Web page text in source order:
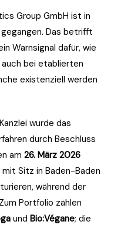
Group GmbH ist in
Das betrifft
Warnsignal dafür, wie
bei etablierten
existenziell werden
wurde das
durch Beschluss
am 26. März 2026
Sitz in Baden-Baden
während der
Portfolio zählen
und Bio:Végane; die